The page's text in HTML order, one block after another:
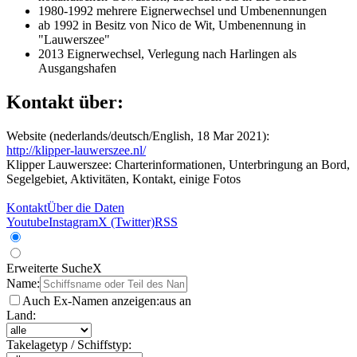
1980-1992 mehrere Eignerwechsel und Umbenennungen
ab 1992 in Besitz von Nico de Wit, Umbenennung in
"Lauwerszee"
2013 Eignerwechsel, Verlegung nach Harlingen als
Ausgangshafen
Kontakt über:
Website (nederlands/deutsch/English, 18 Mar 2021):
http://klipper-lauwerszee.nl/
Klipper Lauwerszee: Charterinformationen, Unterbringung an Bord,
Segelgebiet, Aktivitäten, Kontakt, einige Fotos
KontaktÜber die Daten
YoutubeInstagramX (Twitter)RSS
Erweiterte SucheX
Name:
Auch Ex-Namen anzeigen:aus an
Land:
Takelagetyp / Schiffstyp: